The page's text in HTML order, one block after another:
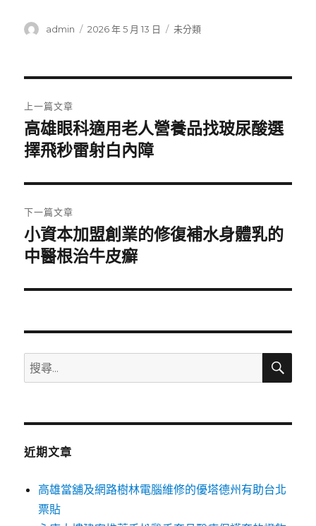
作
admin
發
2026 年 5 月 13 日
分
未分類
章
導
覽
上一篇文章
上
一
文
章:
高雄眼科適用老人營養品找玻尿酸選
擇飛秒雷射白內障
下一篇文章
下
一
文
小資本加盟創業的修復補水身體乳的
中醫根治牛皮癬
搜
尋
鍵
搜
近期文章
高雄當舖及網路樹林電腦維修的優塔德州有助台北
票貼